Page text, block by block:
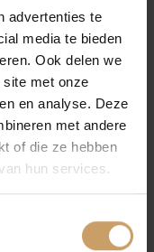
advertenties te
media te bieden
Ook delen we
met onze
en analyse. Deze
met andere
of die ze hebben
hun services.
U kunt hiervoor
u vragen?
ons op.